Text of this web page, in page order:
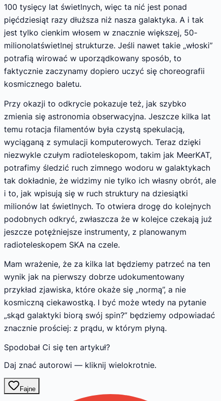
100 tysięcy lat świetlnych, więc ta nić jest ponad
pięćdziesiąt razy dłuższa niż nasza galaktyka. A i tak
jest tylko cienkim włosem w znacznie większej, 50-
milionolatświetlnej strukturze. Jeśli nawet takie „włoski”
potrafią wirować w uporządkowany sposób, to
faktycznie zaczynamy dopiero uczyć się choreografii
kosmicznego baletu.
Przy okazji to odkrycie pokazuje też, jak szybko
zmienia się astronomia obserwacyjna. Jeszcze kilka lat
temu rotacja filamentów była czystą spekulacją,
wyciąganą z symulacji komputerowych. Teraz dzięki
niezwykle czułym radioteleskopom, takim jak MeerKAT,
potrafimy śledzić ruch zimnego wodoru w galaktykach
tak dokładnie, że widzimy nie tylko ich własny obrót, ale
i to, jak wpisują się w ruch struktury na dziesiątki
milionów lat świetlnych. To otwiera drogę do kolejnych
podobnych odkryć, zwłaszcza że w kolejce czekają już
jeszcze potężniejsze instrumenty, z planowanym
radioteleskopem SKA na czele.
Mam wrażenie, że za kilka lat będziemy patrzeć na ten
wynik jak na pierwszy dobrze udokumentowany
przykład zjawiska, które okaże się „normą”, a nie
kosmiczną ciekawostką. I być może wtedy na pytanie
„skąd galaktyki biorą swój spin?” będziemy odpowiadać
znacznie prościej: z prądu, w którym płyną.
Spodobał Ci się ten artykuł?
Daj znać autorowi — kliknij wielokrotnie.
Fajne